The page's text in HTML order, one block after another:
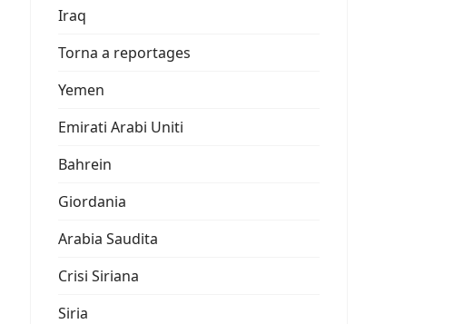
Iraq
Torna a reportages
Yemen
Emirati Arabi Uniti
Bahrein
Giordania
Arabia Saudita
Crisi Siriana
Siria